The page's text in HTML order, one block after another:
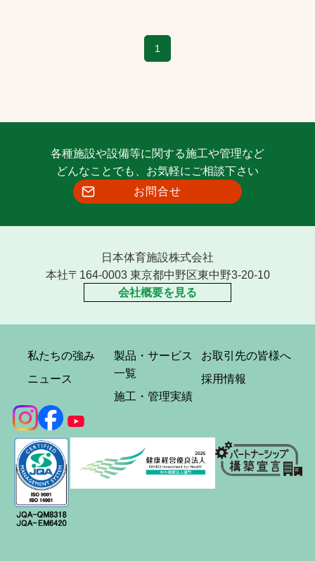
1
各種施設や設備等に関する施工や管理など
どんなことでも、お気軽にご相談下さい
お問合せ
日本体育施設株式会社
本社〒164-0003 東京都中野区東中野3-20-10
会社概要を見る
私たちの強み
ニュース
製品・サービス
一覧
施工・管理実績
お取引先の皆様へ
採用情報